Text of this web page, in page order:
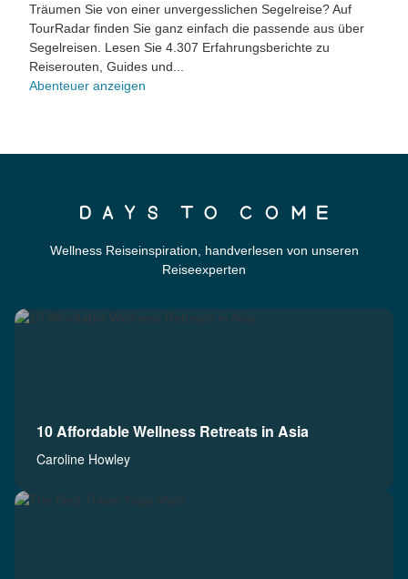
Träumen Sie von einer unvergesslichen Segelreise? Auf
TourRadar finden Sie ganz einfach die passende aus über
Segelreisen. Lesen Sie 4.307 Erfahrungsberichte zu
Reiserouten, Guides und...
Abenteuer anzeigen
Wellness Reiseinspiration, handverlesen von unseren
Reiseexperten
10 Affordable Wellness Retreats in Asia
Caroline Howley